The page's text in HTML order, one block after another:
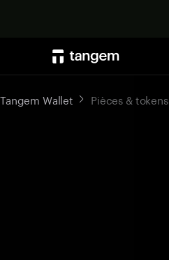
Tangem Wallet Pièces & tokens